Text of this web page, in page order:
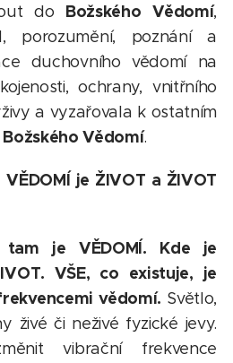
do Božského Vědomí,
porozumění, poznání a
duchovního vědomí na
ochrany, vnitřního
a vyzařovala k ostatním
Božského Vědomí.
je ŽIVOT a ŽIVOT
je VĚDOMÍ. Kde je
VŠE, co existuje, je
vědomí. Světlo,
živé či neživé fyzické jevy.
vibrační frekvence